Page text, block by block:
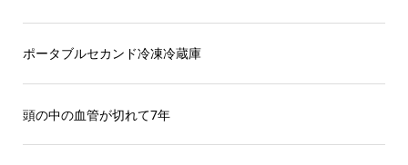
ポータブルセカンド冷凍冷蔵庫
頭の中の血管が切れて7年